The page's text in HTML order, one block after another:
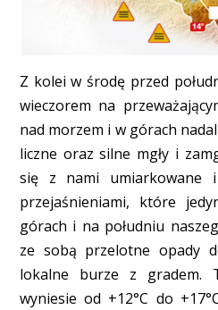
Z kolei w środę przed
wieczorem na
nad morzem i w górach
liczne oraz silne mgły i
się z nami umiarkowane
przejaśnieniami, które
górach i na południu
ze sobą przelotne opady
lokalne burze z gradem.
wyniesie od +12°C do